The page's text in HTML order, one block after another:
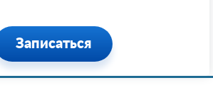
Записаться